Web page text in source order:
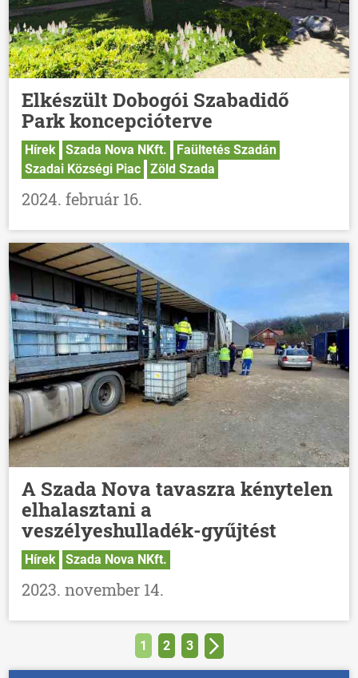
Elkészült Dobogói Szabadidő
Park koncepcióterve
Hírek Szada Nova NKft.
Faültetés Szadán
Szadai Községi Piac
Zöld Szada
2024. február 16.
A Szada Nova tavaszra kénytelen
elhalasztani a
veszélyeshulladék-gyűjtést
Hírek Szada Nova NKft.
2023. november 14.
1 2 3